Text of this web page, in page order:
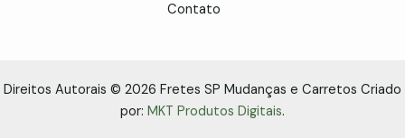
Contato
Direitos Autorais © 2026 Fretes SP Mudanças e Carretos Criado
por: MKT Produtos Digitais.